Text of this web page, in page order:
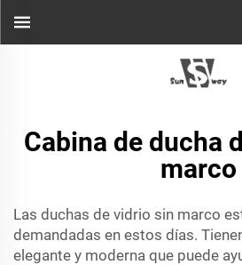
Cabina de ducha
marco
Las duchas de vidrio sin marco
demandadas en estos días.
elegante y moderna que puede